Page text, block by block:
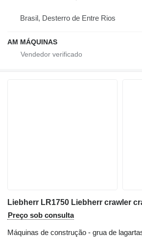
Brasil, Desterro de Entre Rios
AM MÁQUINAS
Liebherr LR1750 Liebherr crawler
Preço sob consulta
Máquinas de construção - grua de